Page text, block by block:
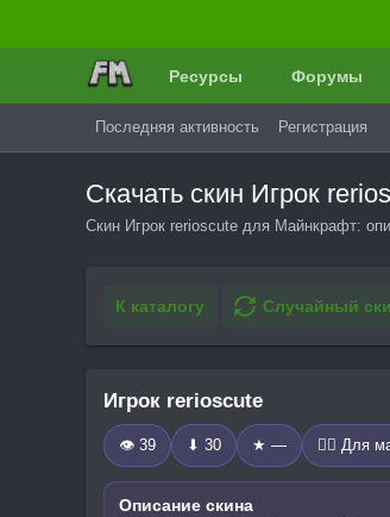
Ресурсы Форумы
Последняя активность Регистрация
Скачать скин Игрок
Скин Игрок rerioscute для Майнкрафт:
К каталогу Случайный
Игрок rerioscute
👁 39 ⬇ 30 ★ — 🧍‍♂️ Для
Описание скина